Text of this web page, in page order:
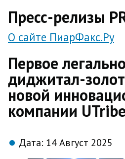
Пресс-релизы
О сайте ПиарФакс.Ру
Первое
диджитал-
новой
компании
Дата: 14 Август 2025